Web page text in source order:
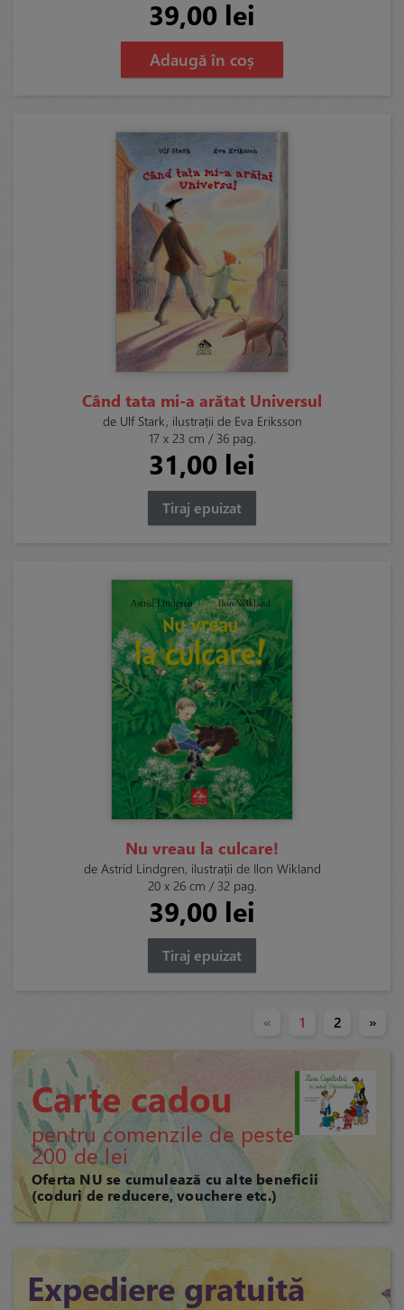
39,00 lei
Adaugă în coș
Când tata mi-a arătat Universul
de Ulf Stark, ilustrații de Eva Eriksson
17 x 23 cm / 36 pag.
31,00 lei
Tiraj epuizat
Nu vreau la culcare!
de Astrid Lindgren, ilustrații de Ilon Wikland
20 x 26 cm / 32 pag.
39,00 lei
Tiraj epuizat
« 1 2 »
Carte cadou
pentru comenzile de peste
200 de lei
Oferta NU se cumulează cu alte beneficii
(coduri de reducere, vouchere etc.)
Expediere gratuită